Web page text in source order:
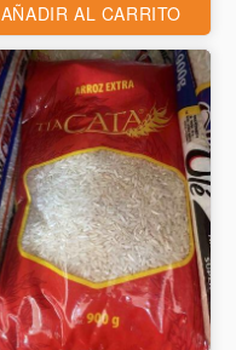
AÑADIR AL CARRITO